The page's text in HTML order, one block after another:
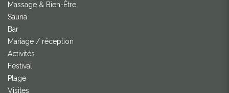
Massage & Bien-Être
Sauna
Bar
Mariage / réception
Activités
Festival
Plage
Visites